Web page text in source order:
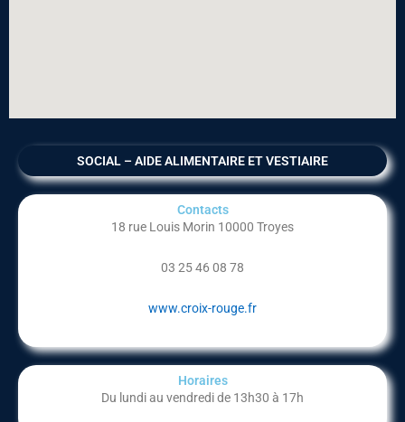
SOCIAL – AIDE ALIMENTAIRE ET VESTIAIRE
Contacts
18 rue Louis Morin 10000 Troyes
03 25 46 08 78
www.croix-rouge.fr
Horaires
Du lundi au vendredi de 13h30 à 17h